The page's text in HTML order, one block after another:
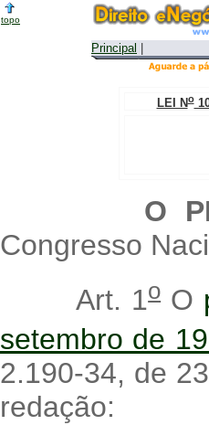
topo
Principal
LEI No
O
Congresso
Art. 1o O
setembro de
2.190-34, de
redação: